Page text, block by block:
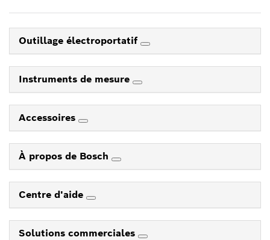
Outillage électroportatif
Instruments de mesure
Accessoires
À propos de Bosch
Centre d'aide
Solutions commerciales